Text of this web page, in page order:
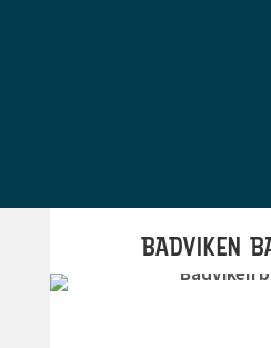
BADVIKEN